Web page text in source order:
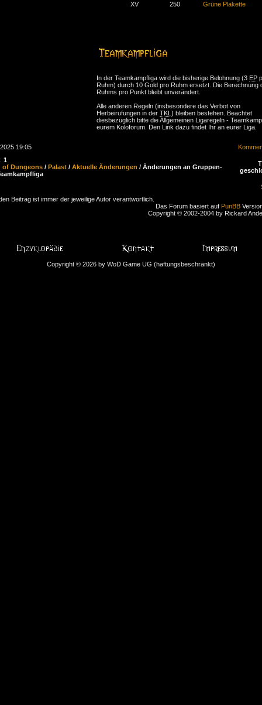
XV
250 Grüne Plakette
In der Teamkampfliga wird die bisherige Belohnung (3 EP
Ruhm) durch 10 Gold pro Ruhm ersetzt. Die Berechnung
Ruhms pro Punkt bleibt unverändert.
Alle anderen Regeln (insbesondere das Verbot von
Herbeirufungen in der TKL ) bleiben bestehen. Beachtet
diesbezüglich bitte die Allgemeinen Ligaregeln -
eurem Koloforum. Den Link dazu findet Ihr an eurer Liga.
19:05
1
of Dungeons / Palast / Aktuelle Änderungen / Änderungen an Gruppen-
Beitrag ist immer der jeweilige Autor verantwortlich.
Das Forum basiert auf PunBB
Copyright © 2002-2004 by Rickard
Copyright © 2026 by WoD Game UG (haftungsbeschränkt)